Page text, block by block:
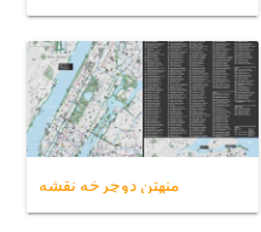
منهتن دوچرخه نقشه